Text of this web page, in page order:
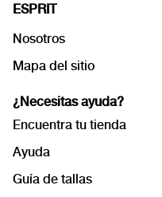
ESPRIT
Nosotros
Mapa del sitio
¿Necesitas ayuda?
Encuentra tu tienda
Ayuda
Guía de tallas